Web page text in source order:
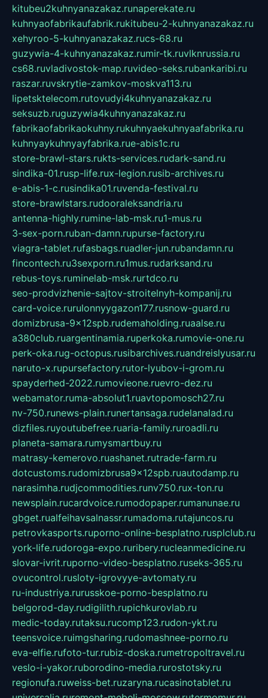
kitubeu2kuhnyanazakaz.runaperekate.ru
kuhnyaofabrikaufabrik.rukitubeu-2-kuhnyanazakaz.ru
xehyroo-5-kuhnyanazakaz.rucs-68.ru
guzywia-4-kuhnyanazakaz.rumir-tk.ruvlknrussia.ru
cs68.ruvladivostok-map.ruvideo-seks.rubankaribi.ru
raszar.ruvskrytie-zamkov-moskva113.ru
lipetsktelecom.rutovudyi4kuhnyanazakaz.ru
seksuzb.ruguzywia4kuhnyanazakaz.ru
fabrikaofabrikaokuhny.rukuhnyaekuhnyaafabrika.ru
kuhnyaykuhnyayfabrika.rue-abis1c.ru
store-brawl-stars.rukts-services.rudark-sand.ru
sindika-01.rusp-life.rux-legion.rusib-archives.ru
e-abis-1-c.rusindika01.ruvenda-festival.ru
store-brawlstars.rudooraleksandria.ru
antenna-highly.rumine-lab-msk.ru1-mus.ru
3-sex-porn.ruban-damn.rupurse-factory.ru
viagra-tablet.rufasbags.ruadler-jun.rubandamn.ru
fincontech.ru3sexporn.ru1mus.rudarksand.ru
rebus-toys.ruminelab-msk.rurtdco.ru
seo-prodvizhenie-sajtov-stroitelnyh-kompanij.ru
card-voice.rurulonnyygazon177.rusnow-guard.ru
domizbrusa-9x12spb.rudemaholding.ruaalse.ru
a380club.ruargentinamia.ruperkoka.rumovie-one.ru
perk-oka.rug-octopus.rusibarchives.ruandreislyusar.ru
naruto-x.rupursefactory.rutor-lyubov-i-grom.ru
spayderhed-2022.rumovieone.ruevro-dez.ru
webamator.ruma-absolut1.ruavtopomosch27.ru
nv-750.runews-plain.runertansaga.rudelanalad.ru
dizfiles.ruyoutubefree.ruaria-family.ruroadli.ru
planeta-samara.rumysmartbuy.ru
matrasy-kemerovo.ruashanet.rutrade-farm.ru
dotcustoms.rudomizbrusa9x12spb.ruautodamp.ru
narasimha.rudjcommodities.runv750.rux-ton.ru
newsplain.rucardvoice.rumodopaper.rumanunae.ru
gbget.rualfeihavsalnassr.rumadoma.rutajuncos.ru
petrovkasports.ruporno-online-besplatno.rusplclub.ru
york-life.rudoroga-expo.ruribery.rucleanmedicine.ru
slovar-ivrit.ruporno-video-besplatno.ruseks-365.ru
ovucontrol.rusloty-igrovyye-avtomaty.ru
ru-industriya.rurusskoe-porno-besplatno.ru
belgorod-day.rudigilith.rupichkurovlab.ru
medic-today.rutaksu.rucomp123.rudon-ykt.ru
teensvoice.ruimgsharing.rudomashnee-porno.ru
eva-elfie.rufoto-tur.rubiz-doska.rumetropoltravel.ru
veslo-i-yakor.ruborodino-media.rurostotsky.ru
regionufa.ruweiss-bet.ruzaryna.rucasinotablet.ru